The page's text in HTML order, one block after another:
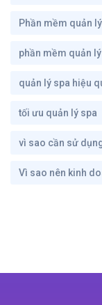
Phần mềm quản
phần mềm quản
quản lý spa hiệu
tối ưu quản lý spa
vì sao cần sử
Vì sao nên kinh